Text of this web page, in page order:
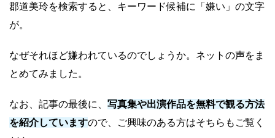
郡道美玲を検索すると、キーワード候補に「嫌い」の文字
が。
なぜそれほど嫌われているのでしょうか。ネットの声をま
とめてみました。
なお、記事の最後に、 写真集や出演作品を無料で観る方法
を紹介していますので、ご興味のある方はそちらもご覧く